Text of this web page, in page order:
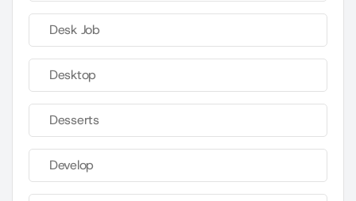
Desk Job
Desktop
Desserts
Develop